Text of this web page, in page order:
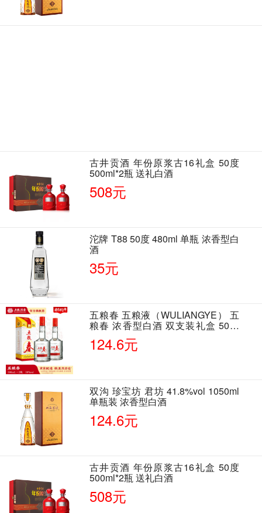
古井贡酒 年份原浆古16礼盒 50度
500ml*2瓶 送礼白酒
508元
沱牌 T88 50度 480ml 单瓶 浓香型白
酒
35元
五粮春 五粮液（WULIANGYE） 五
粮春 浓香型白酒 双支装礼盒 50度
500ml*2瓶 含酒具
124.6元
双沟 珍宝坊 君坊 41.8%vol 1050ml
单瓶装 浓香型白酒
124.6元
古井贡酒 年份原浆古16礼盒 50度
500ml*2瓶 送礼白酒
508元